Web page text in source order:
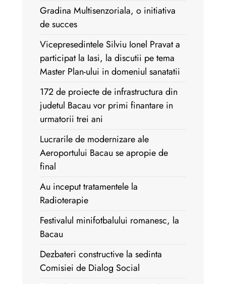
Gradina Multisenzoriala, o initiativa
de succes
Vicepresedintele Silviu Ionel Pravat a
participat la Iasi, la discutii pe tema
Master Plan-ului in domeniul sanatatii
172 de proiecte de infrastructura din
judetul Bacau vor primi finantare in
urmatorii trei ani
Lucrarile de modernizare ale
Aeroportului Bacau se apropie de
final
Au inceput tratamentele la
Radioterapie
Festivalul minifotbalului romanesc, la
Bacau
Dezbateri constructive la sedinta
Comisiei de Dialog Social